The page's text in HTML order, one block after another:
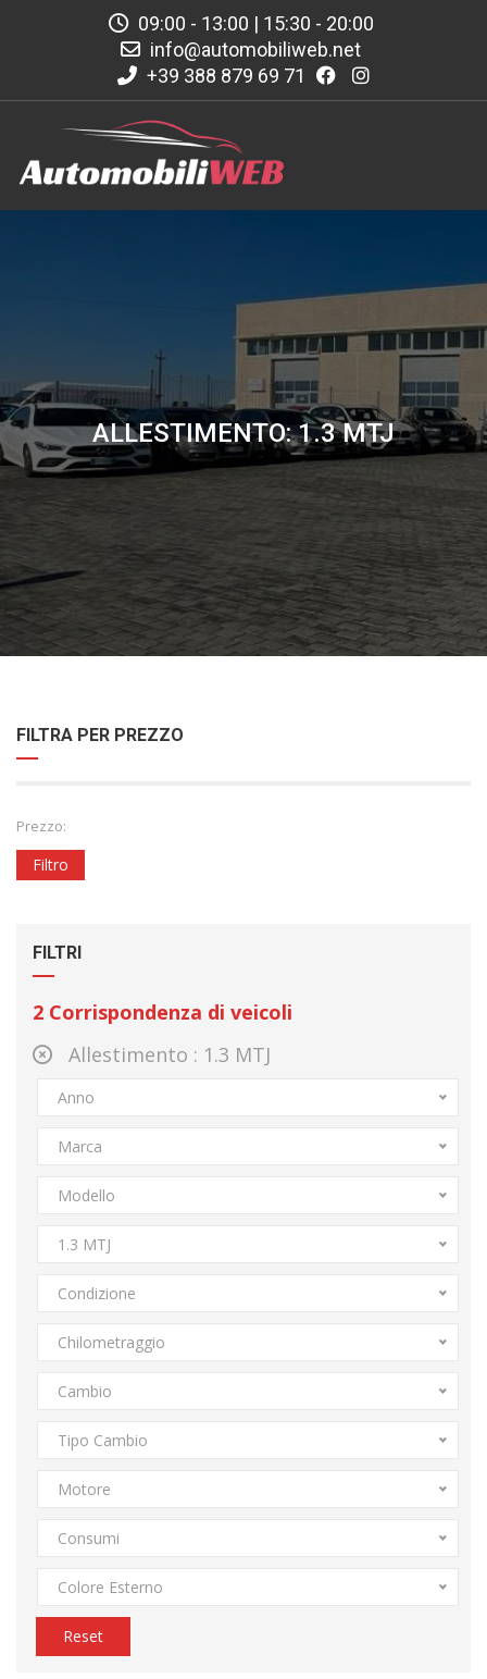
09:00 - 13:00 | 15:30 - 20:00
info@automobiliweb.net
+39 388 879 69 71
ALLESTIMENTO: 1.3 MTJ
FILTRA PER PREZZO
Prezzo:
Filtro
FILTRI
2 Corrispondenza di veicoli
Allestimento : 1.3 MTJ
Anno
Marca
Modello
1.3 MTJ
Condizione
Chilometraggio
Cambio
Tipo Cambio
Motore
Consumi
Colore Esterno
Reset